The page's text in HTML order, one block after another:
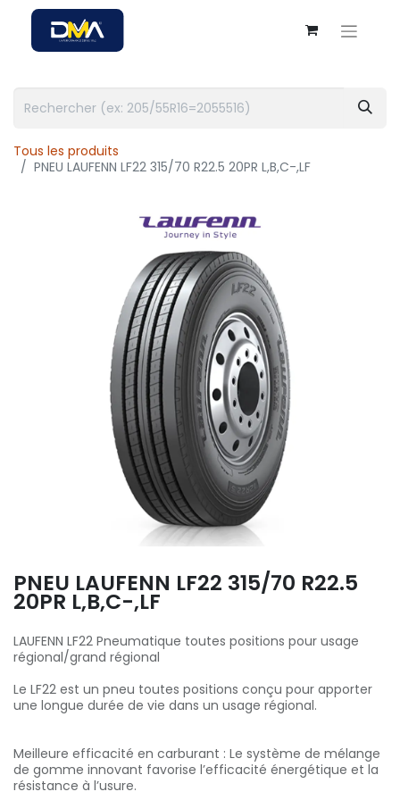
Tous les produits
PNEU LAUFENN LF22 315/70 R22.5 20PR L,B,C-,LF
PNEU LAUFENN LF22 315/70 R22.5
20PR L,B,C-,LF
LAUFENN LF22 Pneumatique toutes positions pour usage
régional/grand régional
Le LF22 est un pneu toutes positions conçu pour apporter
une longue durée de vie dans un usage régional.
Meilleure efficacité en carburant : Le système de mélange
de gomme innovant favorise l’efficacité énergétique et la
résistance à l’usure.